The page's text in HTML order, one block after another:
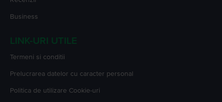
Business
LINK-URI UTILE
Termeni si conditii
Prelucrarea datelor cu caracter personal
Politica de utilizare Cookie-uri